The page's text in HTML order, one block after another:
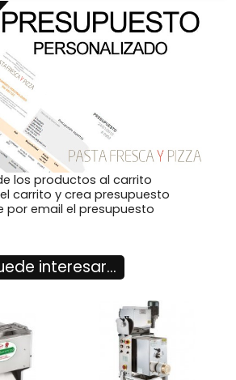
los productos al carrito
carrito y crea presupuesto
por email el presupuesto
interesar...